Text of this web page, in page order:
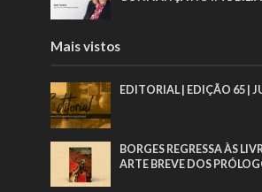
Mais vistos
EDITORIAL | EDIÇÃO 65 |
BORGES REGRESSA ÀS
ARTE BREVE DOS